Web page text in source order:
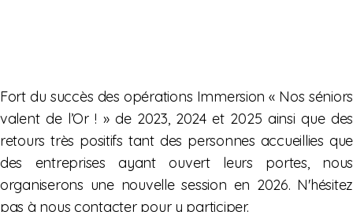
Fort du succès des opérations Immersion « Nos séniors
valent de l’Or ! » de 2023, 2024 et 2025 ainsi que des
retours très positifs tant des personnes accueillies que
des entreprises ayant ouvert leurs portes, nous
organiserons une nouvelle session en 2026. N'hésitez
pas à nous contacter pour y participer.